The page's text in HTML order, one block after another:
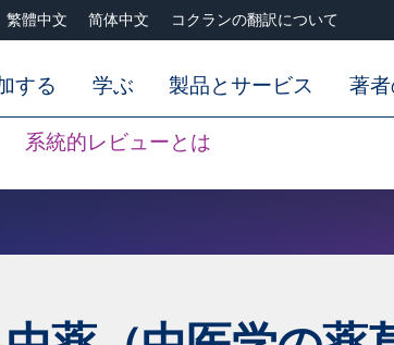
繁體中文 简体中文 コクランの翻訳について
系統的レビューとは
する 学ぶ 製品とサービス 著